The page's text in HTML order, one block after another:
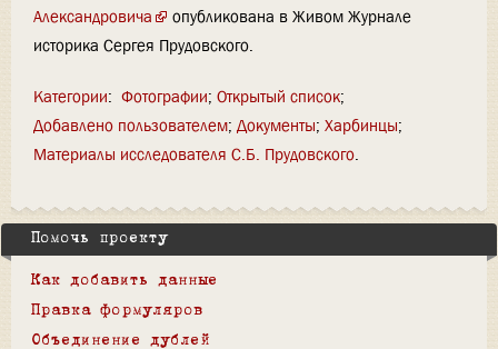
Александровича
опубликована в Живом Журнале
историка Сергея Прудовского.
Категории: Фотографии Открытый список
Добавлено пользователем Документы Харбинцы
Материалы исследователя С.Б. Прудовского
Помочь проекту
Как добавить данные
Правка формуляров
Объединение дублей